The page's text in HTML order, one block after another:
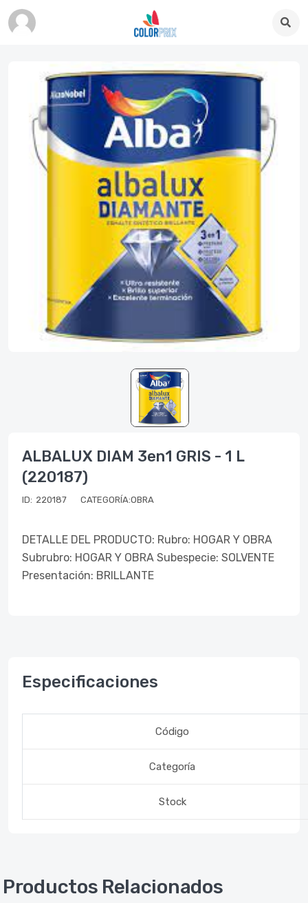
ALBALUX DIAM 3en1 GRIS - 1 L
(220187)
ID: 220187 CATEGORÍA:OBRA
DETALLE DEL PRODUCTO: Rubro: HOGAR Y OBRA
Subrubro: HOGAR Y OBRA Subespecie: SOLVENTE
Presentación: BRILLANTE
Especificaciones
Código
Categoría
Stock
Productos Relacionados